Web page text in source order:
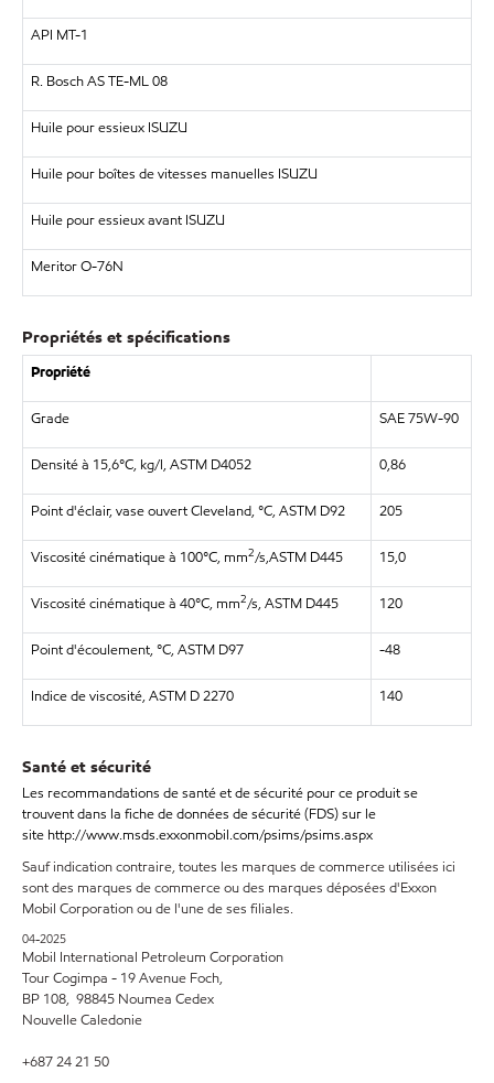
API MT-1
R. Bosch AS TE-ML 08
Huile pour essieux ISUZU
Huile pour boîtes de vitesses manuelles ISUZU
Huile pour essieux avant ISUZU
Meritor O-76N
Propriétés et spécifications
Propriété
Grade SAE 75W-90
Densité à 15,6°C, kg/l, ASTM D4052 0,86
Point d'éclair, vase ouvert Cleveland, °C, ASTM D92 205
Viscosité cinématique à 100°C, mm2/s,ASTM D445 15,0
Viscosité cinématique à 40°C, mm2/s, ASTM D445 120
Point d'écoulement, °C, ASTM D97 -48
Indice de viscosité, ASTM D 2270 140
Santé et sécurité
Les recommandations de santé et de sécurité pour ce produit se
trouvent dans la fiche de données de sécurité (FDS) sur le
site http://www.msds.exxonmobil.com/psims/psims.aspx
Sauf indication contraire, toutes les marques de commerce utilisées ici
sont des marques de commerce ou des marques déposées d'Exxon
Mobil Corporation ou de l'une de ses filiales.
04-2025
Mobil International Petroleum Corporation
Tour Cogimpa - 19 Avenue Foch,
BP 108, 98845 Noumea Cedex
Nouvelle Caledonie
+687 24 21 50